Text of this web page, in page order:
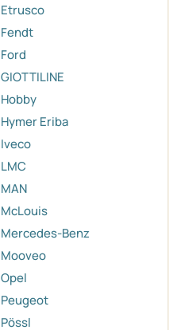
Etrusco
Fendt
Ford
GIOTTILINE
Hobby
Hymer Eriba
Iveco
LMC
MAN
McLouis
Mercedes-Benz
Mooveo
Opel
Peugeot
Pössl